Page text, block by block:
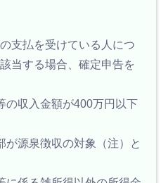
支払を受けている人につ
当する場合、確定申告を
収入金額が400万円以下
源泉徴収の対象（注）と